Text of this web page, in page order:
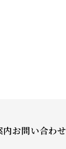
内お問い合わせ